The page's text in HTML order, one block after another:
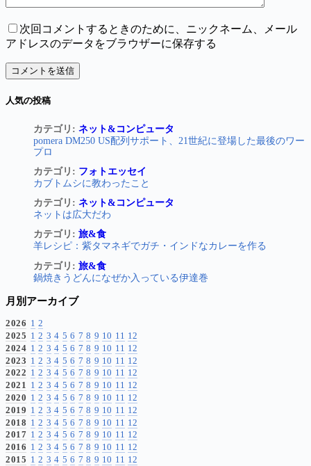
次回コメントするときのために、ニックネーム、メール
アドレスのデータをブラウザーに保存する
コメントを送信
人気の投稿
pomera DM250 US配列サポート、21世紀に登場した最後のワー
プロ
カテゴリ: ネット&コンピュータ
カブトムシに教わったこと
カテゴリ: フォトエッセイ
ネットは広大だわ
カテゴリ: ネット&コンピュータ
羊レシピ：紫タマネギでガチ・インドなカレーを作る
カテゴリ: 旅&食
鍋焼きうどんになぜか入っている伊達巻
カテゴリ: 旅&食
月別アーカイブ
2026 1 2
2025 1 2 3 4 5 6 7 8 9 10 11 12
2024 1 2 3 4 5 6 7 8 9 10 11 12
2023 1 2 3 4 5 6 7 8 9 10 11 12
2022 1 2 3 4 5 6 7 8 9 10 11 12
2021 1 2 3 4 5 6 7 8 9 10 11 12
2020 1 2 3 4 5 6 7 8 9 10 11 12
2019 1 2 3 4 5 6 7 8 9 10 11 12
2018 1 2 3 4 5 6 7 8 9 10 11 12
2017 1 2 3 4 5 6 7 8 9 10 11 12
2016 1 2 3 4 5 6 7 8 9 10 11 12
2015 1 2 3 4 5 6 7 8 9 10 11 12